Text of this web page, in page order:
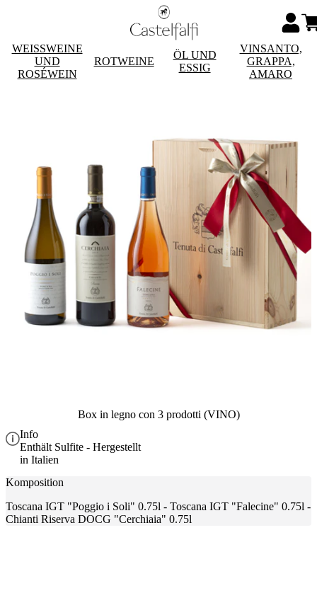
WEISSWEINE
UND
ROSÉWEIN
ROTWEINE
ÖL UND
ESSIG
VINSANTO,
GRAPPA,
AMARO
Box in legno con 3 prodotti (VINO)
Info
Enthält Sulfite - Hergestellt
in Italien
Komposition
Toscana IGT "Poggio i Soli" 0.75l - Toscana IGT "Falecine" 0.75l -
Chianti Riserva DOCG "Cerchiaia" 0.75l